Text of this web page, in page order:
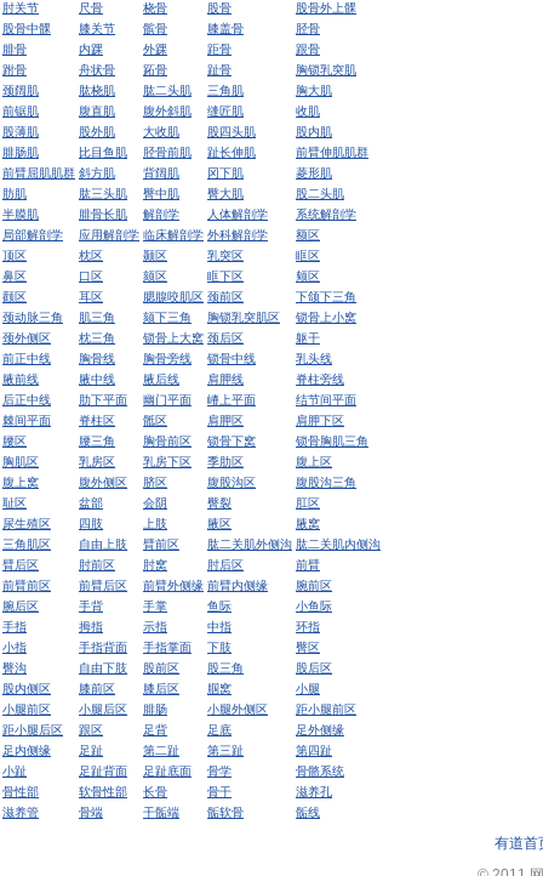
肘关节
尺骨 桡骨 股骨
股骨外上髁
股骨中髁
膝关节 髌骨 膝盖骨
胫骨
腓骨
内踝 外踝 距骨
跟骨
跗骨
舟状骨 跖骨 趾骨
胸锁乳突肌
颈阔肌
肱桡肌 肱二头肌 三角肌
胸大肌
前锯肌
腹直肌 腹外斜肌 缝匠肌
收肌
股薄肌
股外肌 大收肌 股四头肌
股内肌
腓肠肌
比目鱼肌 胫骨前肌 趾长伸肌
前臂伸肌肌群
前臂屈肌肌群 斜方肌 背阔肌 冈下肌
菱形肌
肪肌
肱三头肌 臀中肌 臀大肌
股二头肌
半膜肌
腓骨长肌 解剖学 人体解剖学
系统解剖学
局部解剖学
应用解剖学 临床解剖学 外科解剖学
额区
顶区
枕区 颞区 乳突区
眶区
鼻区
口区 颏区 眶下区
颊区
颧区
耳区 腮腺咬肌区 颈前区
下颌下三角
颈动脉三角
肌三角 颏下三角 胸锁乳突肌区
锁骨上小窝
颈外侧区
枕三角 锁骨上大窝 颈后区
躯干
前正中线
胸骨线 胸骨旁线 锁骨中线
乳头线
腋前线
腋中线 腋后线 肩胛线
脊柱旁线
后正中线
肋下平面 幽门平面 嵴上平面
结节间平面
棘间平面
脊柱区 骶区 肩胛区
肩胛下区
腰区
腰三角 胸骨前区 锁骨下窝
锁骨胸肌三角
胸肌区
乳房区 乳房下区 季肋区
腹上区
腹上窝
腹外侧区 脐区 腹股沟区
腹股沟三角
耻区
盆部 会阴 臀裂
肛区
尿生殖区
四肢 上肢 腋区
腋窝
三角肌区
自由上肢 臂前区 肱二关肌外侧沟 肱二关肌内侧沟
臂后区
肘前区 肘窝 肘后区
前臂
前臂前区
前臂后区 前臂外侧缘 前臂内侧缘
腕前区
腕后区
手背 手掌 鱼际
小鱼际
手指
拇指 示指 中指
环指
小指
手指背面 手指掌面 下肢
臀区
臀沟
自由下肢 股前区 股三角
股后区
股内侧区
膝前区 膝后区 腘窝
小腿
小腿前区
小腿后区 腓肠 小腿外侧区
距小腿前区
距小腿后区
跟区 足背 足底
足外侧缘
足内侧缘
足趾 第二趾 第三趾
第四趾
小趾
足趾背面 足趾底面 骨学
骨骼系统
骨性部
软骨性部 长骨 骨干
滋养孔
滋养管
骨端 干骺端 骺软骨 骺线
有道首